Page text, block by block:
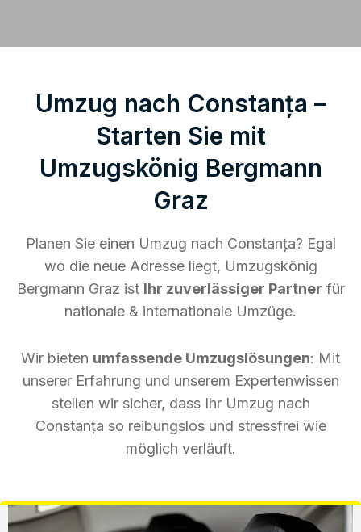
Umzug nach Constanța –
Starten Sie mit
Umzugskönig Bergmann
Graz
Planen Sie einen Umzug nach Constanța? Egal
wo die neue Adresse liegt, Umzugskönig
Bergmann Graz ist Ihr zuverlässiger Partner für
nationale & internationale Umzüge.
Wir bieten umfassende Umzugslösungen: Mit
unserer Erfahrung und unserem Expertenwissen
stellen wir sicher, dass Ihr Umzug nach
Constanța so reibungslos und stressfrei wie
möglich verläuft.